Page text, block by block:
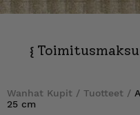
{
Wanhat Kupit / Tuotteet /
25 cm